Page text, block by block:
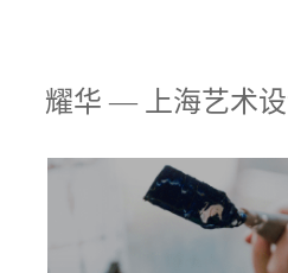
耀华 — 上海艺术